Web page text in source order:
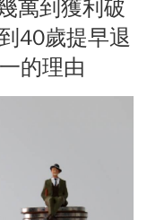
萬到獲利破
40歲提早退
的理由